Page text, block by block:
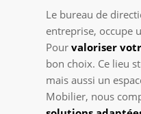
Le bureau de
entreprise, occupe
Pour valoriser
bon choix. Ce lieu
mais aussi un
Mobilier, nous